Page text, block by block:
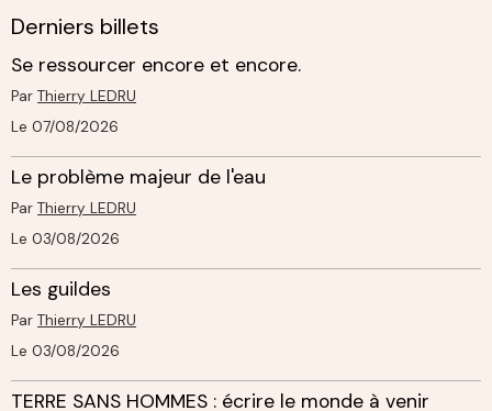
Derniers billets
Se ressourcer encore et encore.
Par Thierry LEDRU
Le 07/08/2026
Le problème majeur de l'eau
Par Thierry LEDRU
Le 03/08/2026
Les guildes
Par Thierry LEDRU
Le 03/08/2026
TERRE SANS HOMMES : écrire le monde à venir